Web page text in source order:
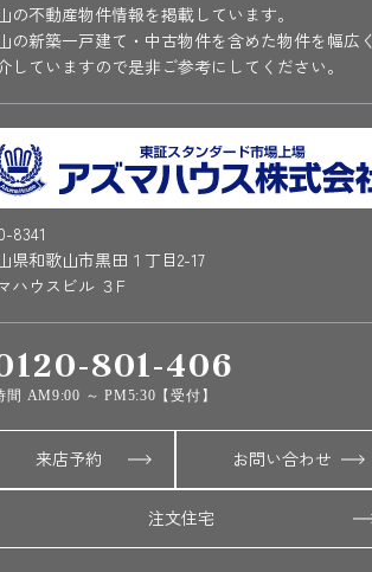
の不動産物件情報を掲載しています。
の新築一戸建て・中古物件を含めた物件を幅広
していますので是非ご参考にしてください。
8341
県和歌山市黒田１丁目2-17
ハウスビル ３F
801-406
間 AM9:00 ～ PM5:30【受付】
来店予約 お問い合わせ
注文住宅